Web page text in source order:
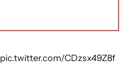
pic.twitter.com/CDzsx49Z8f